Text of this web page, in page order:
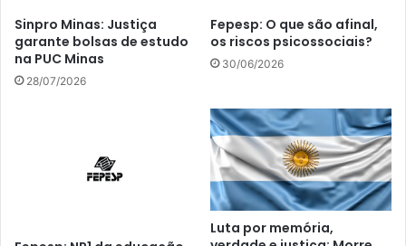
Sinpro Minas: Justiça
garante bolsas de estudo
na PUC Minas
28/07/2026
Fepesp: O que são afinal,
os riscos psicossociais?
30/06/2026
Luta por memória,